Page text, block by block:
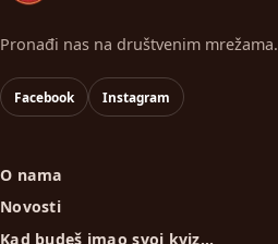
Pronađi nas na društvenim mrežama.
Facebook Instagram
O nama
Novosti
Kad budeš imao svoj kviz…